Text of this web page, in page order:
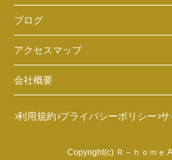
ブログ
アクセスマップ
会社概要
利用規約 プライバシーポリシー サ
Copyright(c) Ｒ－ｈｏｍｅ